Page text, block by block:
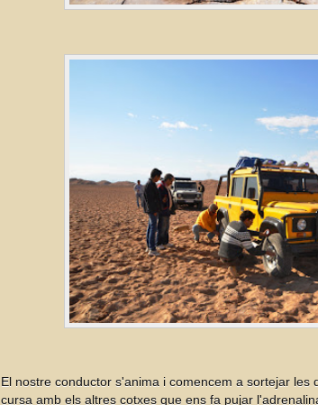
El nostre conductor s'anima i comencem a sortejar les
cursa amb els altres cotxes que ens fa pujar